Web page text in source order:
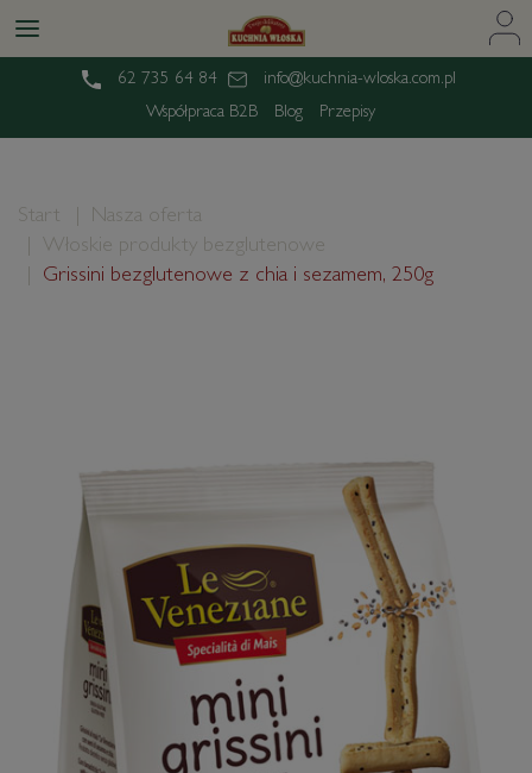
62 735 64 84
info@kuchnia-wloska.com.pl
Współpraca B2B
Blog Przepisy
Start
Nasza oferta
Włoskie produkty bezglutenowe
Grissini bezglutenowe z chia i sezamem, 250g